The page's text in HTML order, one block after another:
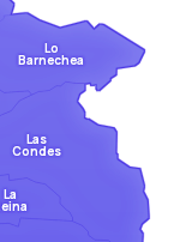
La
Las
Condes
Lo
Barnechea